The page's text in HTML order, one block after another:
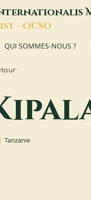
- OCSO
QUI SOMMES-NOUS ?
Tanzanie